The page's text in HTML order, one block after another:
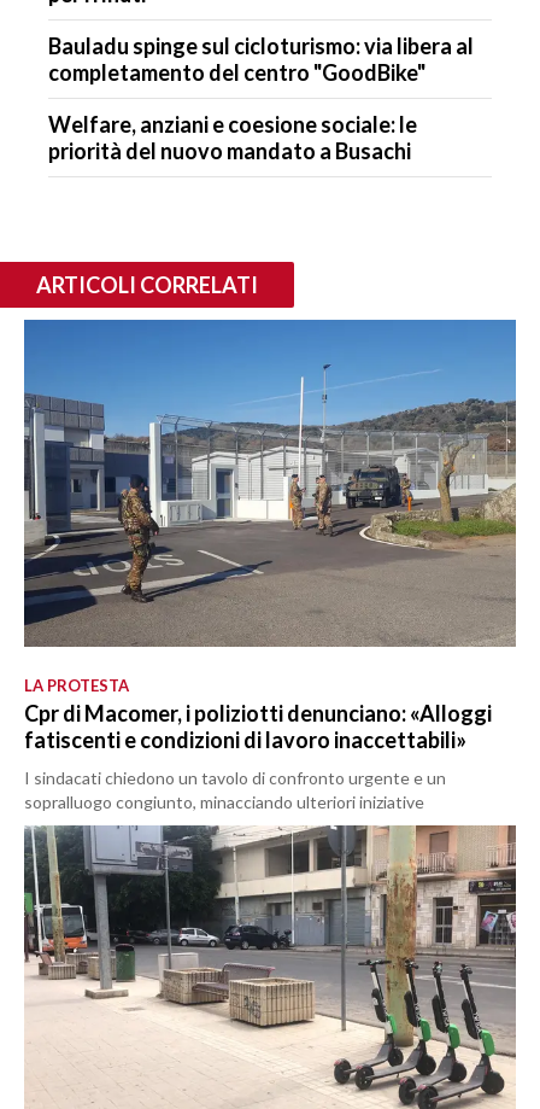
Bauladu spinge sul cicloturismo: via libera al
completamento del centro "GoodBike"
Welfare, anziani e coesione sociale: le
priorità del nuovo mandato a Busachi
ARTICOLI CORRELATI
LA PROTESTA
Cpr di Macomer, i poliziotti denunciano: «Alloggi
fatiscenti e condizioni di lavoro inaccettabili»
I sindacati chiedono un tavolo di confronto urgente e un
sopralluogo congiunto, minacciando ulteriori iniziative